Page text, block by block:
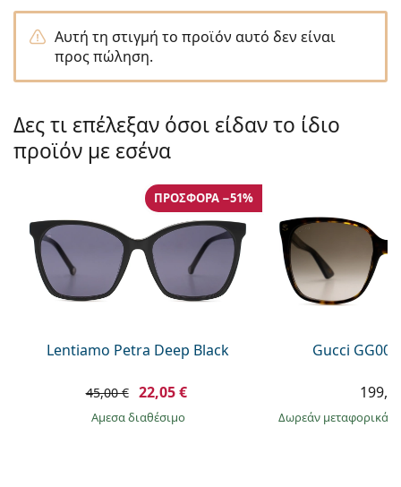
Persol
Prada
Όλες οι μάρκες
Αυτή τη στιγμή το προϊόν αυτό δεν είναι
προς πώληση.
Δες τι επέλεξαν όσοι είδαν το ίδιο
προϊόν με εσένα
Lentiamo Petra Deep Black
ΠΡΟΣΦΟΡΆ −51%
45,00 € 22,05 €
άμεσα διαθέσιμο
Gucci
Δωρεάν μεταφορικά